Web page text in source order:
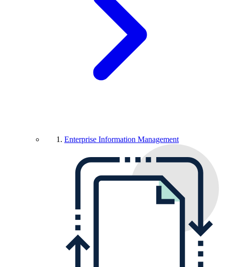
Enterprise Information Management